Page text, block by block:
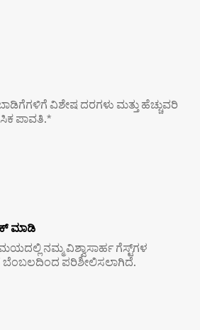
ವಿಶೇಷ ದರಗಳು ಮತ್ತು ಹೆಚ್ಚುವರಿ
ಪಾವತಿ.*
ಮಾಡಿ
ನಮ್ಮ ವಿಶ್ವಾಸಾರ್ಹ ಗೆಸ್ಟ್‌ಗಳ
ಬೆಂಬಲದಿಂದ ಪರಿಶೀಲಿಸಲಾಗಿದೆ.